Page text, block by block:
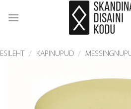
ESILEHT / KAPINUPUD /